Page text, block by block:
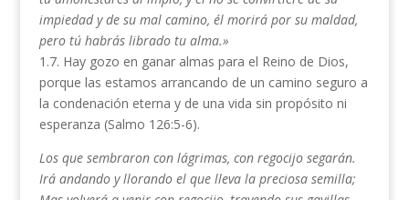
impiedad y de su mal camino, él morirá por su maldad,
pero tú habrás librado tu alma.»
1.7. Hay gozo en ganar almas para el Reino de Dios,
porque las estamos arrancando de un camino seguro a
la condenación eterna y de una vida sin propósito ni
esperanza (Salmo 126:5-6).
Los que sembraron con lágrimas, con regocijo segarán.
Irá andando y llorando el que lleva la preciosa semilla;